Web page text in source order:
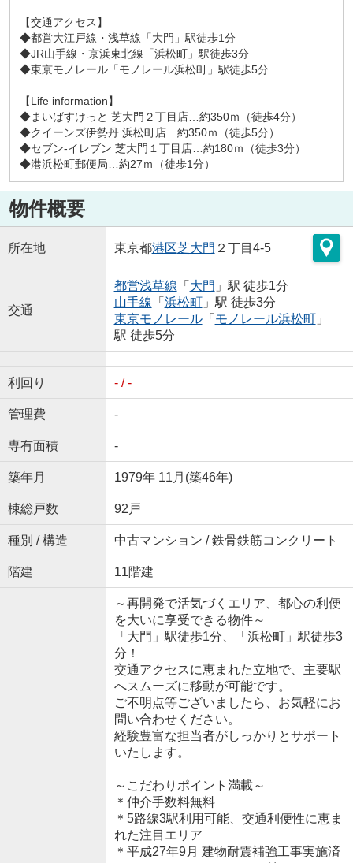
【交通アクセス】
◆都営大江戸線・浅草線「大門」駅徒歩1分
◆JR山手線・京浜東北線「浜松町」駅徒歩3分
◆東京モノレール「モノレール浜松町」駅徒歩5分
【Life information】
◆まいばすけっと 芝大門２丁目店…約350ｍ（徒歩4分）
◆クイーンズ伊勢丹 浜松町店…約350ｍ（徒歩5分）
◆セブン-イレブン 芝大門１丁目店…約180ｍ（徒歩3分）
◆港浜松町郵便局…約27ｍ（徒歩1分）
物件概要
所在地 東京都港区芝大門 ２丁目4-5
交通
都営浅草線 「 大門 」駅 徒歩1分
山手線 「 浜松町」駅 徒歩3分
東京モノレール「 モノレール浜松町」
駅 徒歩5分
利回り - / -
管理費 -
専有面積 -
築年月 1979年 11月(築46年)
棟総戸数 92戸
種別 / 構造 中古マンション / 鉄骨鉄筋コンクリート
階建 11階建
～再開発で活気づくエリア、都心の利便
を大いに享受できる物件～
「大門」駅徒歩1分、「浜松町」駅徒歩3
分！
交通アクセスに恵まれた立地で、主要駅
へスムーズに移動が可能です。
ご不明点等ございましたら、お気軽にお
問い合わせください。
経験豊富な担当者がしっかりとサポート
いたします。
～こだわりポイント満載～
＊仲介手数料無料
＊5路線3駅利用可能、交通利便性に恵ま
れた注目エリア
＊平成27年9月 建物耐震補強工事実施済